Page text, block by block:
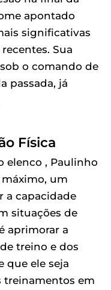
apontado
significativas
Sua
o comando de
passada, já
Física
elenco , Paulinho
um
a capacidade
situações de
aprimorar a
treino e dos
que ele seja
treinamentos em